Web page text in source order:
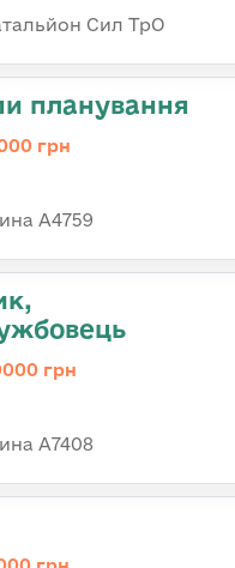
Сил ТрО
планування
грн
А4759
грн
А7408